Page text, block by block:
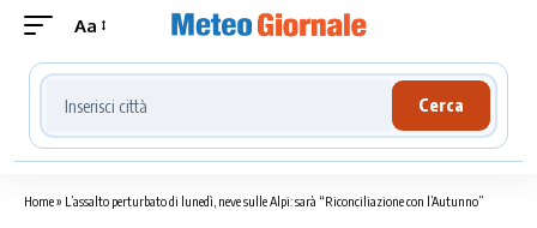
Aa
Cerca località meteo
Cerca
Home» L’assalto perturbato di lunedì, neve sulle Alpi: sarà “Riconciliazione con l’Autunno”